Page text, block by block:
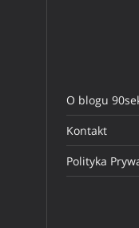
O blogu
Kontakt
Polityka